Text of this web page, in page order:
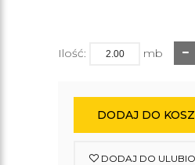
Ilość: mb
DODAJ DO
DODAJ DO